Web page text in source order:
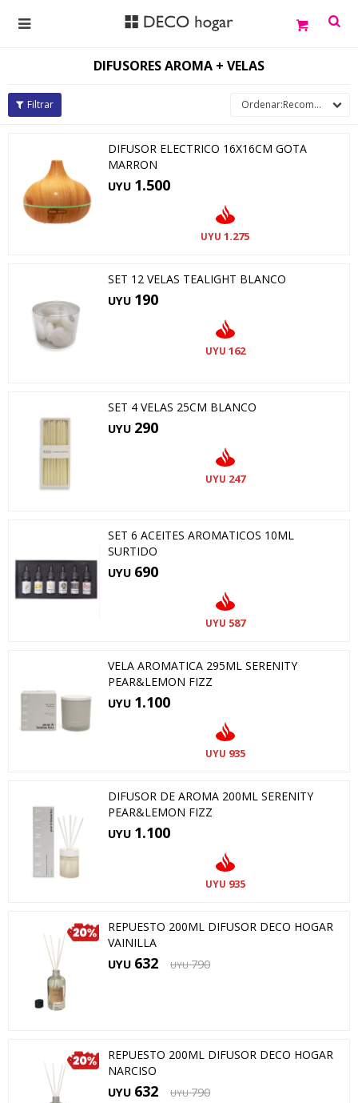

DIFUSORES AROMA + VELAS
Recomendados
DIFUSOR ELECTRICO 16X16CM GOTA
MARRON
UYU 1.500
UYU 1.275
SET 12 VELAS TEALIGHT BLANCO
UYU 190
UYU 162
SET 4 VELAS 25CM BLANCO
UYU 290
UYU 247
SET 6 ACEITES AROMATICOS 10ML
SURTIDO
UYU 690
UYU 587
VELA AROMATICA 295ML SERENITY
PEAR&LEMON FIZZ
UYU 1.100
UYU 935
DIFUSOR DE AROMA 200ML SERENITY
PEAR&LEMON FIZZ
UYU 1.100
UYU 935
REPUESTO 200ML DIFUSOR DECO HOGAR
VAINILLA
UYU 632 UYU 790
REPUESTO 200ML DIFUSOR DECO HOGAR
NARCISO
UYU 632 UYU 790